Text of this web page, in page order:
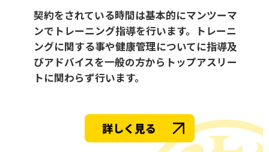
契約をされている時間は基本的にマンツーマ
ンでトレーニング指導を行います。トレーニ
ングに関する事や健康管理についてに指導及
びアドバイスを一般の方からトップアスリー
トに関わらず行います。
詳しく見る